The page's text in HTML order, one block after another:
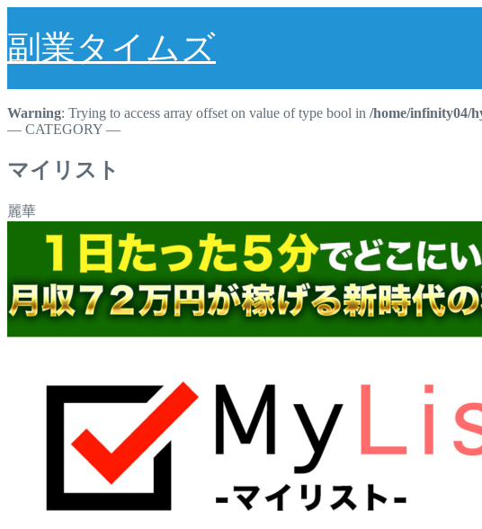
副業タイムズ
Warning: Trying to access array offset on value of type bool in /home/infinity04/
― CATEGORY ―
マイリスト
麗華